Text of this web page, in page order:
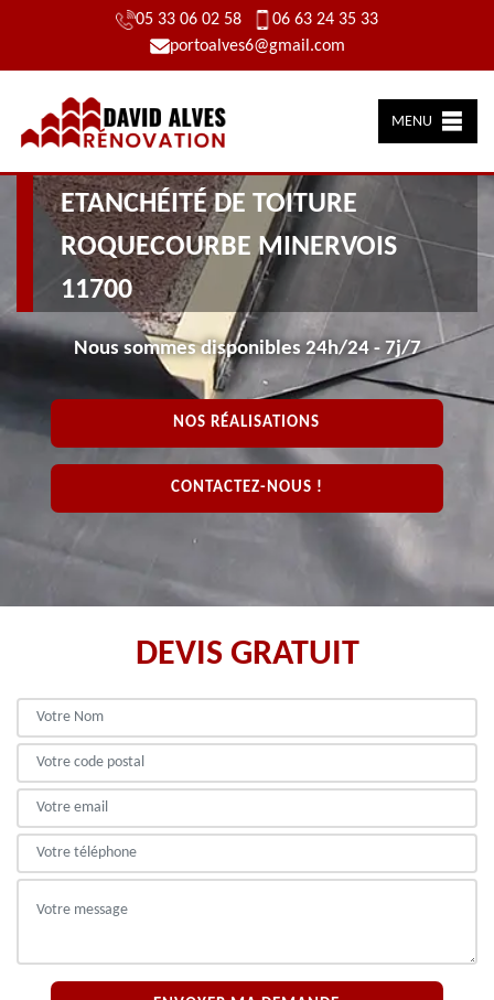
05 33 06 02 58
06 63 24 35 33
portoalves6@gmail.com
MENU
ETANCHÉITÉ DE TOITURE
ROQUECOURBE MINERVOIS
11700
Nous sommes disponibles 24h/24 - 7j/7
NOS RÉALISATIONS
CONTACTEZ-NOUS !
DEVIS GRATUIT